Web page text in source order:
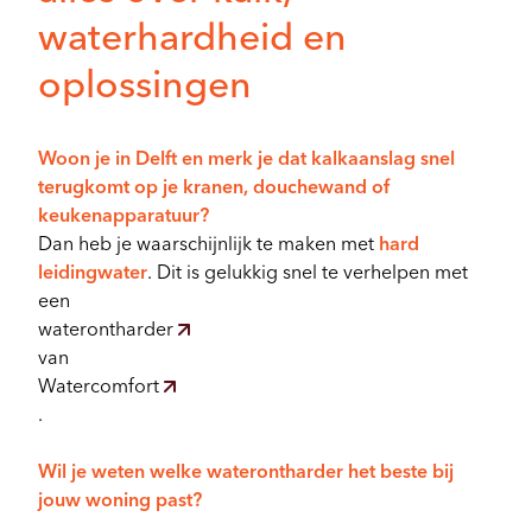
Aantal badkamers
FAQ
Bereken prijs
Contact
Configurator
waterhardheid en
oplossingen
Woon je in Delft en merk je dat kalkaanslag snel
terugkomt op je kranen, douchewand of
keukenapparatuur?
Dan heb je waarschijnlijk te maken met hard
leidingwater. Dit is gelukkig snel te verhelpen met
een
waterontharder
van
Watercomfort
.
Wil je weten welke waterontharder het beste bij
jouw woning past?